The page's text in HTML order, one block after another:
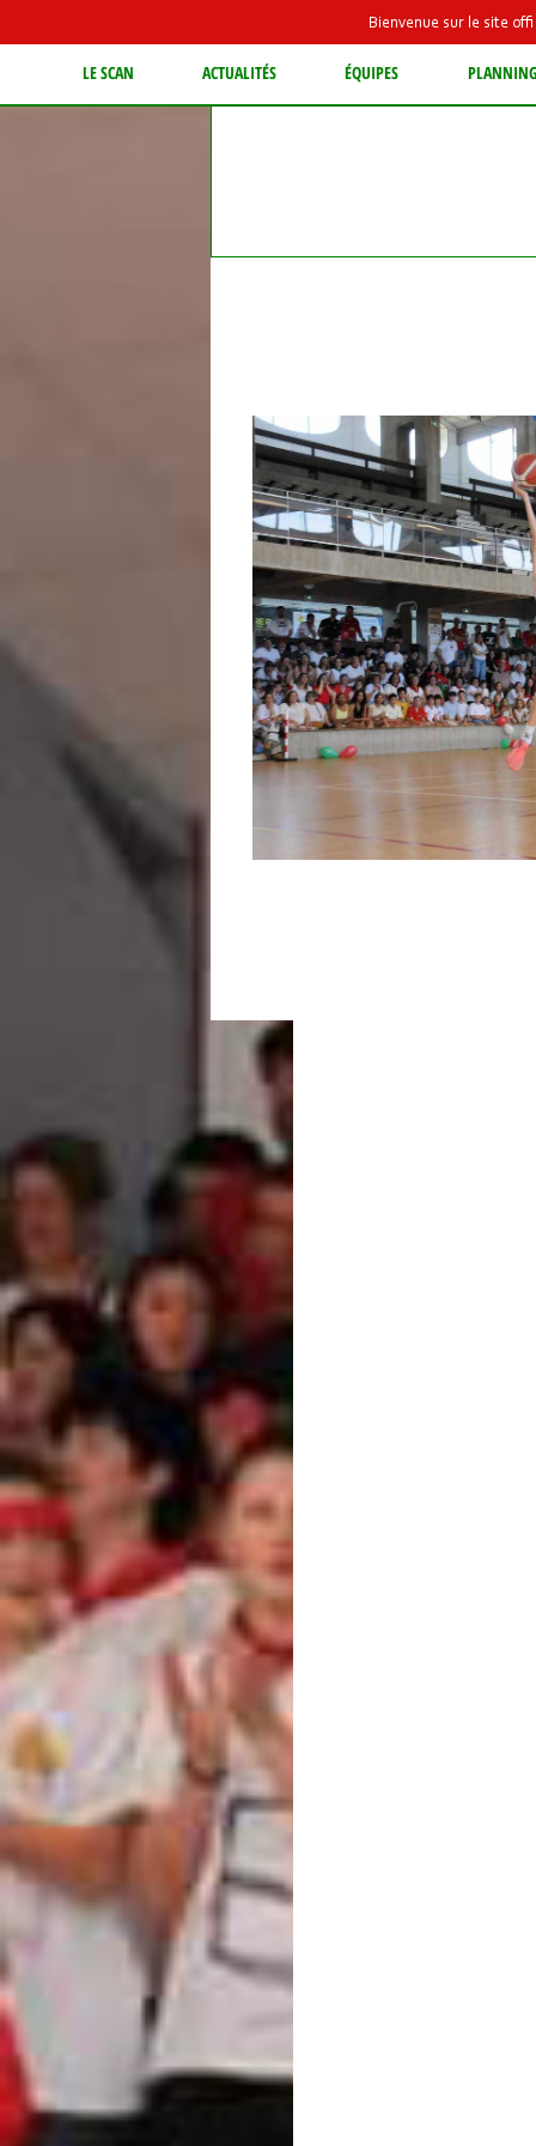
Bienvenue sur le site
LE SCAN ACTUALITÉS ÉQUIPES